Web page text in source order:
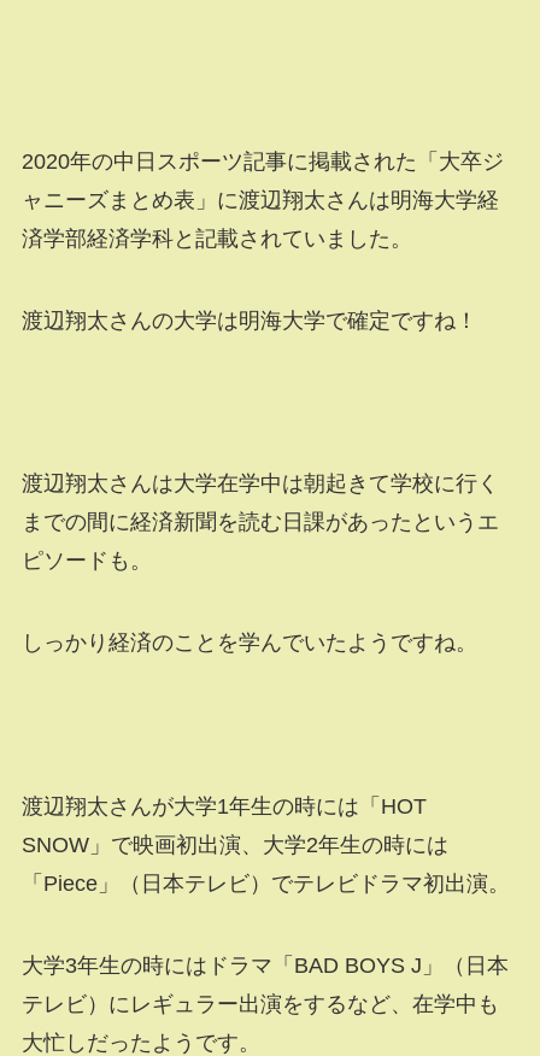
2020年の中日スポーツ記事に掲載された「大卒ジ
ャニーズまとめ表」に渡辺翔太さんは明海大学経
済学部経済学科と記載されていました。
渡辺翔太さんの大学は明海大学で確定ですね！
渡辺翔太さんは大学在学中は朝起きて学校に行く
までの間に経済新聞を読む日課があったというエ
ピソードも。
しっかり経済のことを学んでいたようですね。
渡辺翔太さんが大学1年生の時には「HOT
SNOW」で映画初出演、大学2年生の時には
「Piece」（日本テレビ）でテレビドラマ初出演。
大学3年生の時にはドラマ「BAD BOYS J」（日本
テレビ）にレギュラー出演をするなど、在学中も
大忙しだったようです。